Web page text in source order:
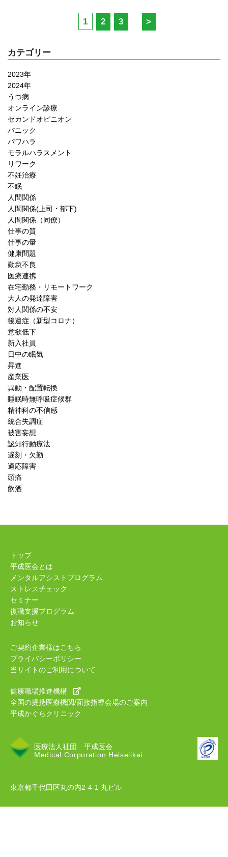
1 2 3 >
カテゴリー
2023年
2024年
うつ病
オンライン診療
セカンドオピニオン
パニック
パワハラ
モラルハラスメント
リワーク
不妊治療
不眠
人間関係
人間関係(上司・部下)
人間関係（同僚）
仕事の質
仕事の量
健康問題
勤怠不良
医療連携
在宅勤務・リモートワーク
大人の発達障害
対人関係の不安
後遺症（新型コロナ）
意欲低下
新入社員
日中の眠気
昇進
産業医
異動・配置転換
睡眠時無呼吸症候群
精神科の不信感
統合失調症
被害妄想
認知行動療法
遅刻・欠勤
適応障害
頭痛
飲酒
トップ
平成医会とは
メンタルアシストプログラム
ストレスチェック
セミナー
復職支援プログラム
お知らせ
ご契約企業様はこちら
プライバシーポリシー
当サイトのご利用について
健康職場推進機構
全国の提携医療機関/面接指導会場のご案内
平成かぐらクリニック
医療法人社団 平成医会
Medical Corporation Heiseiikai
東京都千代田区丸の内2-4-1 丸ビル